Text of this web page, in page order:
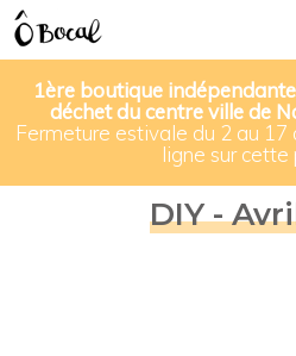
1ère boutique
déchet du centre ville de
Fermeture estivale du 2 au 17
ligne sur cette
DIY -